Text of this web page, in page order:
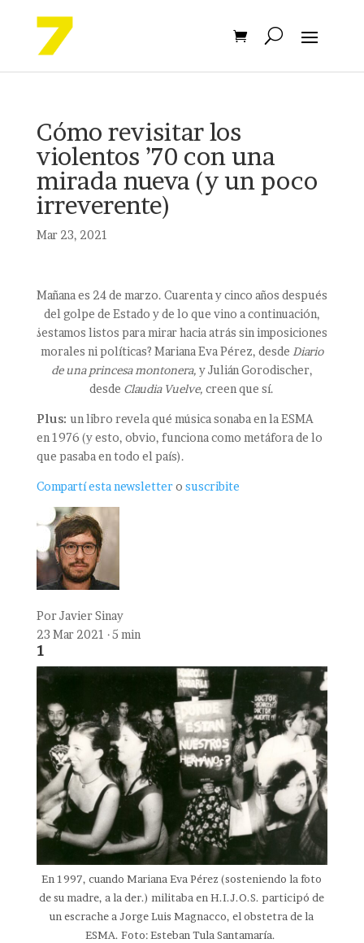
Cómo revisitar los
violentos ’70 con una
mirada nueva (y un poco
irreverente)
Mar 23, 2021
Mañana es 24 de marzo. Cuarenta y cinco años después
del golpe de Estado y de lo que vino a continuación,
¿estamos listos para mirar hacia atrás sin imposiciones
morales ni políticas? Mariana Eva Pérez, desde Diario
de una princesa montonera, y Julián Gorodischer,
desde Claudia Vuelve, creen que sí.
Plus: un libro revela qué música sonaba en la ESMA
en 1976 (y esto, obvio, funciona como metáfora de lo
que pasaba en todo el país).
Compartí esta newslettero suscribite
PorJavier Sinay
23 Mar 2021 · 5 min
1
En 1997, cuando Mariana Eva Pérez (sosteniendo la foto
de su madre, a la der.) militaba en H.I.J.O.S. participó de
un escrache a Jorge Luis Magnacco, el obstetra de la
ESMA. Foto: Esteban Tula Santamaría.